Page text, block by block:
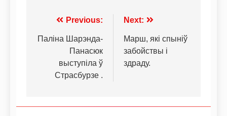
Previous:
Паліна Шарэнда-
Панасюк
выступіла ў
Страсбурзе .
Next:
Марш, які спыніў
забойствы і
здраду.